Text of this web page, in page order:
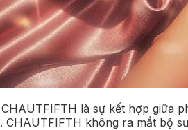
là sự kết hợp giữa
không ra mắt bộ